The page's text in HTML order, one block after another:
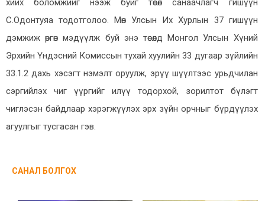
хийх боломжийг нээж буйг төсөл санаачлагч гишүүн
С.Одонтуяа тодотголоо. Мөн Улсын Их Хурлын 37 гишүүн
дэмжиж өргөн мэдүүлж буй энэ төсөлд Монгол Улсын Хүний
Эрхийн Үндэсний Комиссын тухай хуулийн 33 дугаар зүйлийн
33.1.2 дахь хэсэгт нэмэлт оруулж, эрүү шүүлтээс урьдчилан
сэргийлэх чиг үүргийг илүү тодорхой, зорилтот бүлэгт
чиглэсэн байдлаар хэрэгжүүлэх эрх зүйн орчныг бүрдүүлэх
агуулгыг тусгасан гэв.
САНАЛ БОЛГОХ